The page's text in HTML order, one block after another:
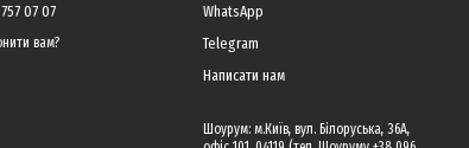
07 07
вам?
WhatsApp
Telegram
Написати нам
Шоурум: м.Київ, вул. Білоруська, 36А,